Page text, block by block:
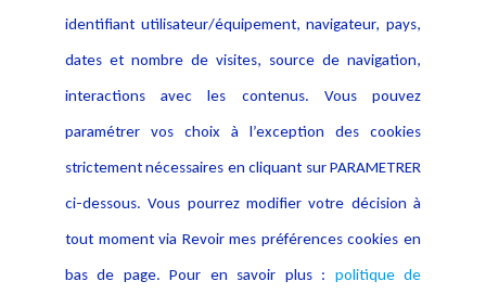
identifiant utilisateur/équipement, navigateur, pays,
dates et nombre de visites, source de navigation,
interactions avec les contenus. Vous pouvez
paramétrer vos choix à l’exception des cookies
strictement nécessaires en cliquant sur PARAMETRER
ci-dessous. Vous pourrez modifier votre décision à
tout moment via Revoir mes préférences cookies en
bas de page. Pour en savoir plus : politique de